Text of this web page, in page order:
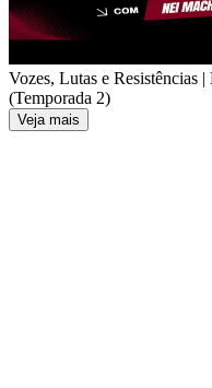
Vozes, Lutas e Resistências
(Temporada 2)
Veja mais